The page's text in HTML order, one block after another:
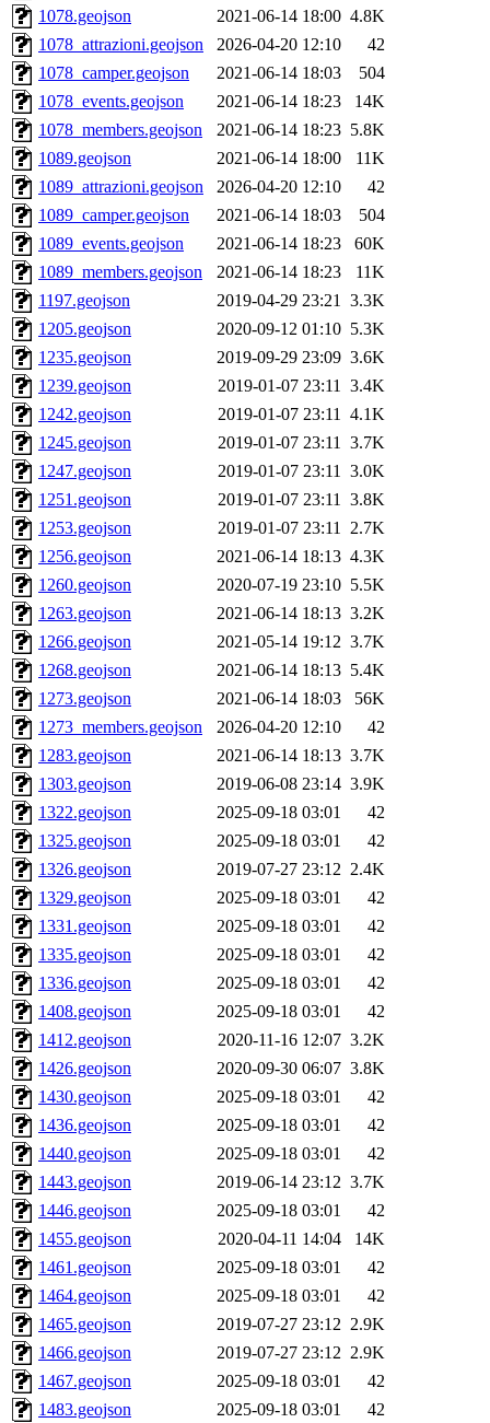
1078.geojson
2021-06-14 18:00 4.8K
1078_attrazioni.geojson
2026-04-20 12:10
42
1078_camper.geojson
2021-06-14 18:03
504
1078_events.geojson
2021-06-14 18:23
14K
1078_members.geojson
2021-06-14 18:23 5.8K
1089.geojson
2021-06-14 18:00
11K
1089_attrazioni.geojson
2026-04-20 12:10
42
1089_camper.geojson
2021-06-14 18:03
504
1089_events.geojson
2021-06-14 18:23
60K
1089_members.geojson
2021-06-14 18:23
11K
1197.geojson
2019-04-29 23:21 3.3K
1205.geojson
2020-09-12 01:10 5.3K
1235.geojson
2019-09-29 23:09 3.6K
1239.geojson
2019-01-07 23:11 3.4K
1242.geojson
2019-01-07 23:11 4.1K
1245.geojson
2019-01-07 23:11 3.7K
1247.geojson
2019-01-07 23:11 3.0K
1251.geojson
2019-01-07 23:11 3.8K
1253.geojson
2019-01-07 23:11 2.7K
1256.geojson
2021-06-14 18:13 4.3K
1260.geojson
2020-07-19 23:10 5.5K
1263.geojson
2021-06-14 18:13 3.2K
1266.geojson
2021-05-14 19:12 3.7K
1268.geojson
2021-06-14 18:13 5.4K
1273.geojson
2021-06-14 18:03
56K
1273_members.geojson
2026-04-20 12:10
42
1283.geojson
2021-06-14 18:13 3.7K
1303.geojson
2019-06-08 23:14 3.9K
1322.geojson
2025-09-18 03:01
42
1325.geojson
2025-09-18 03:01
42
1326.geojson
2019-07-27 23:12 2.4K
1329.geojson
2025-09-18 03:01
42
1331.geojson
2025-09-18 03:01
42
1335.geojson
2025-09-18 03:01
42
1336.geojson
2025-09-18 03:01
42
1408.geojson
2025-09-18 03:01
42
1412.geojson
2020-11-16 12:07 3.2K
1426.geojson
2020-09-30 06:07 3.8K
1430.geojson
2025-09-18 03:01
42
1436.geojson
2025-09-18 03:01
42
1440.geojson
2025-09-18 03:01
42
1443.geojson
2019-06-14 23:12 3.7K
1446.geojson
2025-09-18 03:01
42
1455.geojson
2020-04-11 14:04
14K
1461.geojson
2025-09-18 03:01
42
1464.geojson
2025-09-18 03:01
42
1465.geojson
2019-07-27 23:12 2.9K
1466.geojson
2019-07-27 23:12 2.9K
1467.geojson
2025-09-18 03:01
42
1483.geojson
2025-09-18 03:01 42